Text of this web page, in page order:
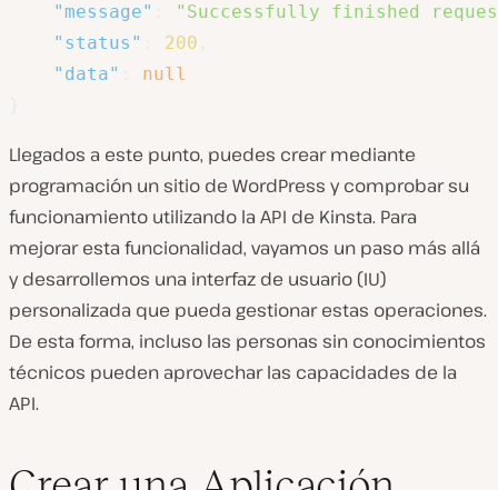
"message"
"Successfully finished
"status"
200
"data"
null
Llegados a este punto, puedes crear mediante
programación un sitio de WordPress y comprobar su
funcionamiento utilizando la API de Kinsta. Para
mejorar esta funcionalidad, vayamos un paso más allá
y desarrollemos una interfaz de usuario (IU)
personalizada que pueda gestionar estas operaciones.
De esta forma, incluso las personas sin conocimientos
técnicos pueden aprovechar las capacidades de la
API.